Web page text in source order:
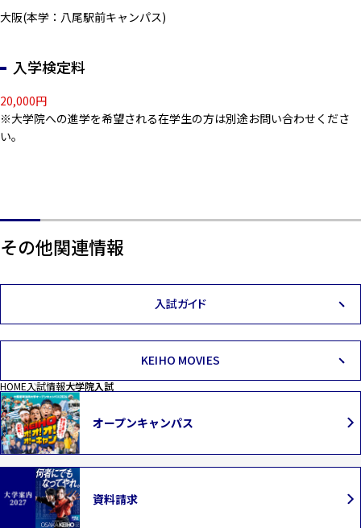
大阪(本学：八尾駅前キャンパス)
入学検定料
20,000円
※大学院への進学を希望される在学生の方は別途お問い合わせくださ
い。
その他関連情報
入試ガイド
KEIHO MOVIES
HOME入試情報大学院入試
オープンキャンパス
資料請求